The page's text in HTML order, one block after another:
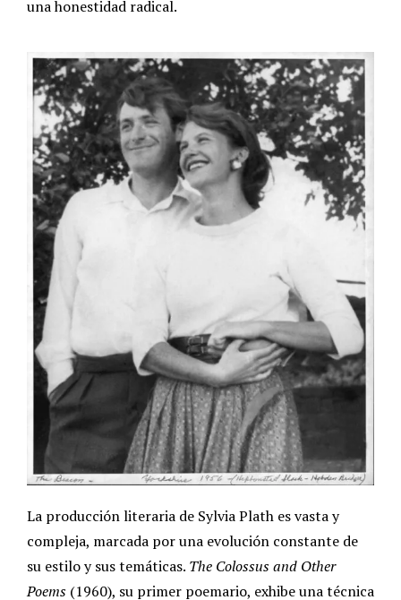
una honestidad radical.
La producción literaria de Sylvia Plath es vasta y
compleja, marcada por una evolución constante de
su estilo y sus temáticas. The Colossus and Other
Poems (1960), su primer poemario, exhibe una técnica